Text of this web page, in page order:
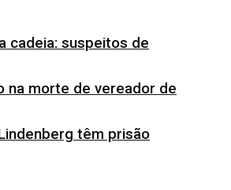
cadeia: suspeitos de
na morte de vereador de
têm prisão